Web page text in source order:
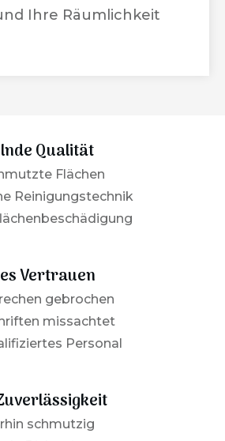
Ihre Räumlichkeit
Qualität
Flächen
Reinigungstechnik
Vertrauen
gebrochen
missachtet
Personal
schmutzig